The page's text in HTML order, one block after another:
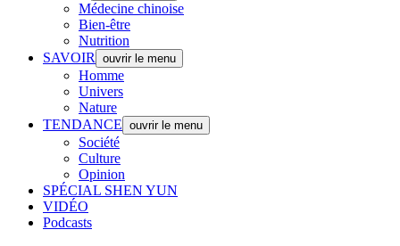
Médecine chinoise
Bien-être
Nutrition
SAVOIR
ouvrir le menu
Homme
Univers
Nature
TENDANCE ouvrir le menu
Société
Culture
Opinion
SPÉCIAL SHEN YUN
VIDÉO
Podcasts